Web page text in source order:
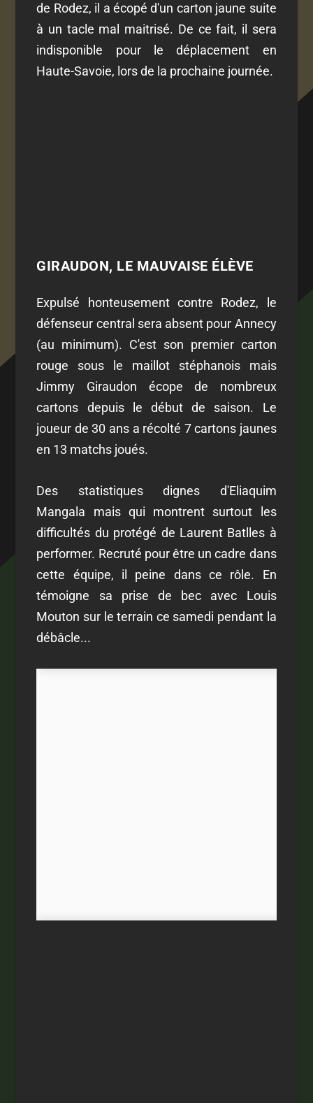
de Rodez, il a écopé d'un carton jaune suite
à un tacle mal maitrisé. De ce fait, il sera
indisponible pour le déplacement en
Haute-Savoie, lors de la prochaine journée.
GIRAUDON, LE MAUVAISE ÉLÈVE
Expulsé honteusement contre Rodez, le
défenseur central sera absent pour Annecy
(au minimum). C'est son premier carton
rouge sous le maillot stéphanois mais
Jimmy Giraudon écope de nombreux
cartons depuis le début de saison. Le
joueur de 30 ans a récolté 7 cartons jaunes
en 13 matchs joués.
Des statistiques dignes d'Eliaquim
Mangala mais qui montrent surtout les
difficultés du protégé de Laurent Batlles à
performer. Recruté pour être un cadre dans
cette équipe, il peine dans ce rôle. En
témoigne sa prise de bec avec Louis
Mouton sur le terrain ce samedi pendant la
débâcle...